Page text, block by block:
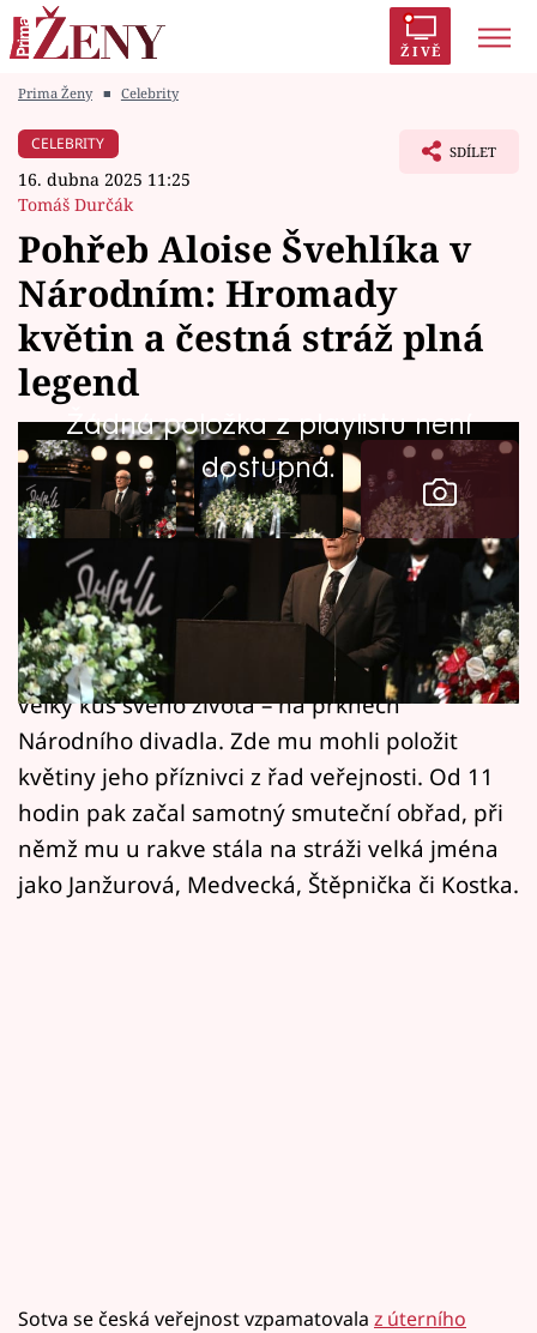
ŽIVĚ
Módní alarm
Témata
Celebrity
Vztahy
Seriály
Horoskopy
Sledujte prima+
Filmový festival Karlovy Vary
Pořady
Mámy sobě
Přihlášení
Prima Ženy ■ Celebrity
CELEBRITY
16. dubna 2025 11:25
Tomáš Durčák
SDÍLET
Pohřeb Aloise Švehlíka v
Národním: Hromady
květin a čestná stráž plná
legend
Žádná položka z playlistu není
dostupná.
Přesně dva týdny po své smrti se herecká a
dabérská legenda Alois Švehlík dočkal
posledního rozloučení, a to tam, kde strávil
velký kus svého života – na prknech
Národního divadla. Zde mu mohli položit
květiny jeho příznivci z řad veřejnosti. Od 11
hodin pak začal samotný smuteční obřad, při
němž mu u rakve stála na stráži velká jména
jako Janžurová, Medvecká, Štěpnička či Kostka.
Sotva se česká veřejnost vzpamatovala z úterního